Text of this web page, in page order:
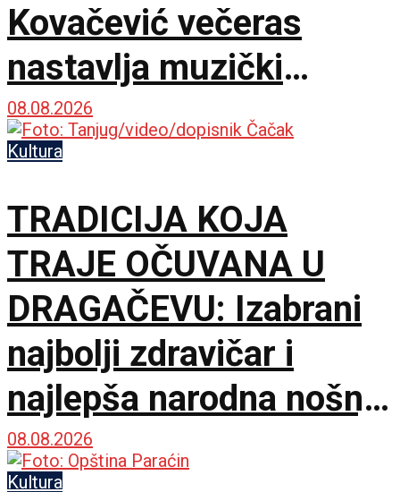
Kovačević večeras
nastavlja muzički
maraton u Beloj Palanci
08.08.2026
Kultura
TRADICIJA KOJA
TRAJE OČUVANA U
DRAGAČEVU: Izabrani
najbolji zdravičar i
najlepša narodna nošnja
na 65. Saboru trubača
08.08.2026
Kultura